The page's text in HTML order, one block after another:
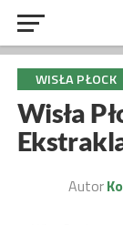
WISŁA PŁOCK
Wisła
Autor